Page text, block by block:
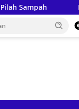
DWP Makassar